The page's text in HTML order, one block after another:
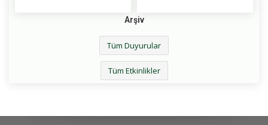
Arşiv
Tüm Duyurular
Tüm Etkinlikler